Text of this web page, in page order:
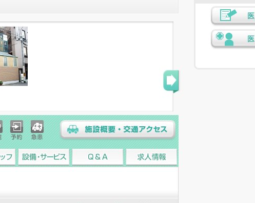
予約 急患 施設概要・交通アクセス